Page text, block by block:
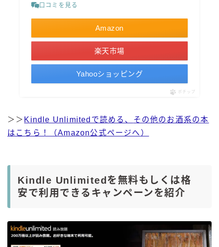
口コミを見る
Amazon
楽天市場
Yahooショッピング
ポチップ
＞＞ Kindle Unlimitedで読める、 その他の お酒系の本
はこちら！（Amazon公式ページへ）
Kindle Unlimitedを無料もしくは格
安で利用できるキャンペーンを紹介